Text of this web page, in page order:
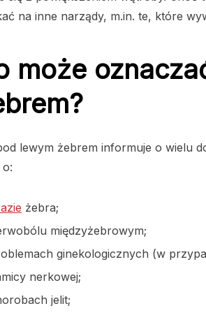
na inne narządy, m.in. te, które
może
lewym żebrem informuje o wielu
o:
żebra;
międzyżebrowym;
ginekologicznych (w
nerkowej;
jelit;